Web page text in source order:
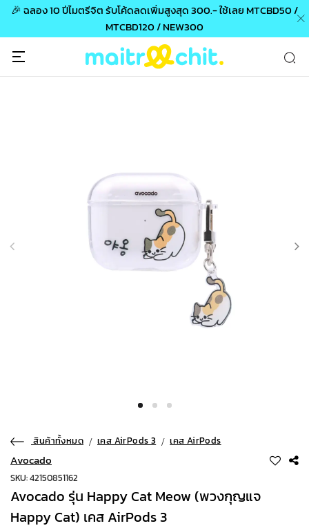
ใช้เลย MTCBD50 /
ช้อปวันนี้ ปลอดภัย ง่าย และจัดส่
สินค้าทั้งหมด เคส AirPods 3 เคส AirPods
Avocado
SKU: 42150851162
Avocado รุ่น Happy Cat Meow (พวงกุญแจ
Happy Cat) เคส AirPods 3